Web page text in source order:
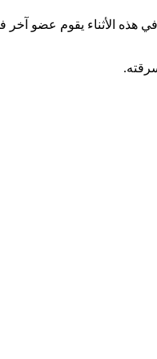
هذه الأثناء يقوم عضو آخر